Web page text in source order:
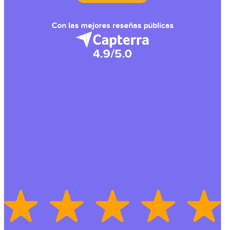
Con las mejores reseñas públicas
4.9/5.0